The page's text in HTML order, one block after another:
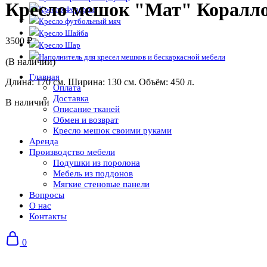
Кресло Ферарри
Кресло футбольный мяч
Кресло Шайба
Кресло Шар
Наполнитель для кресел мешков и бескаркасной мебели
Главная
Оплата
Доставка
Описание тканей
Обмен и возврат
Кресло мешок своими руками
Аренда
Производство мебели
Подушки из поролона
Мебель из поддонов
Мягкие стеновые панели
Вопросы
О нас
Контакты
0
Кресло мешок "Мат"
3500 ₽
(В наличии)
Длина: 170 см. Ширина: 130 см. Объём: 450 л.
В наличии